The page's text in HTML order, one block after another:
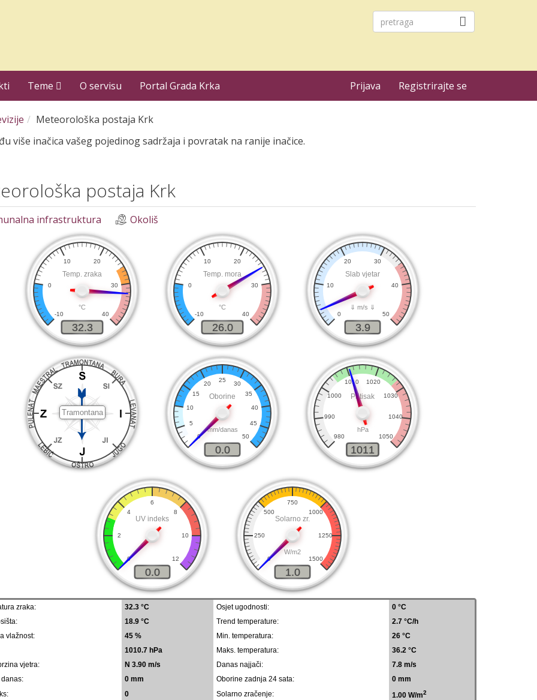
Teme O servisu Portal Grada Krka Prijava Registrirajte se
Meteorološka postaja Krk
više inačica vašeg pojedinog sadržaja i povratak na ranije inačice.
postaja Krk
infrastruktura Okoliš